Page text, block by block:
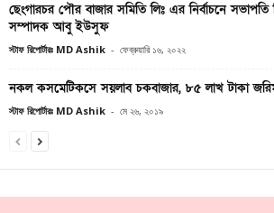
ছেংগারচর পৌর বাজার সমিতি লিঃ এর নির্বাচনে সভাপতি
সম্পাদক আবু ইউসুফ
স্টাফ রিপোর্টারঃ MD Ashik - ফেব্রুয়ারি ১৬, ২০২২
নকল কসমেটিকসে সয়লাব চকবাজার, ৮৫ লাখ টাকা
স্টাফ রিপোর্টারঃ MD Ashik - মে ২৬, ২০১৯